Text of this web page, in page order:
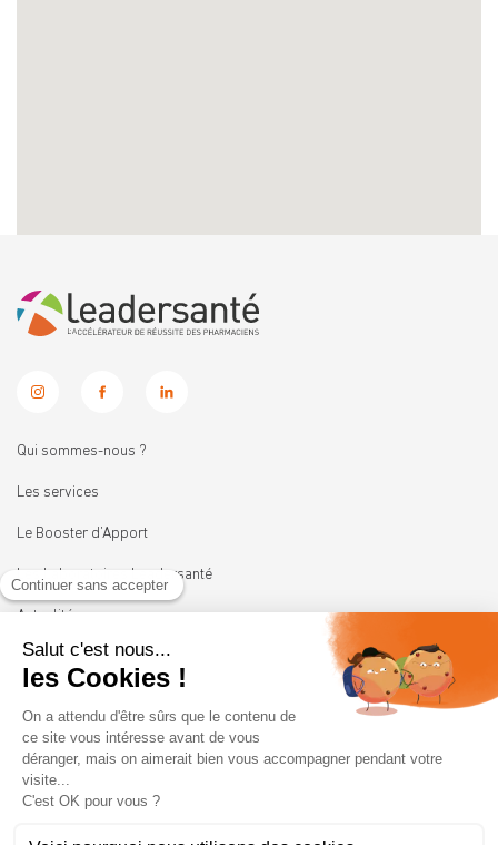
Qui sommes-nous ?
Les services
Le Booster d’Apport
Les Laboratoires Leadersanté
Actualités
Nous rejoindre
92100 BOULOGNE-BILLANCOURT
01 41 05 45 62
contact@leadersante.fr